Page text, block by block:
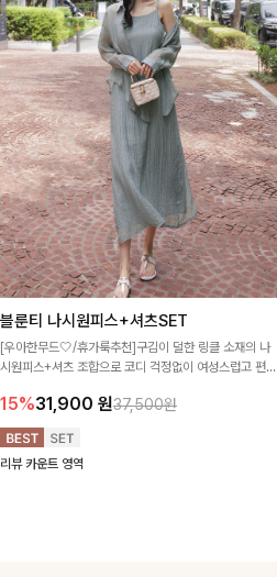
블룬티 나시원피스+셔츠SET
[우아한무드🤍/휴가룩추천]구김이 덜한 링클 소재의 나
시원피스+셔츠 조합으로 코디 걱정없이 여성스럽고 편안
15%31,900 원37,500원
리뷰 카운트 영역